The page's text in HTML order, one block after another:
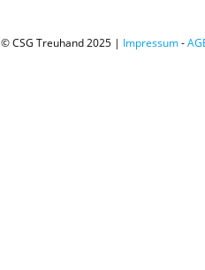
© CSG Treuhand 2025 | Impressum-